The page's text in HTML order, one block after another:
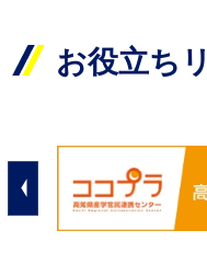
お役立ち